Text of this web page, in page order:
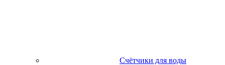
Счётчики для воды